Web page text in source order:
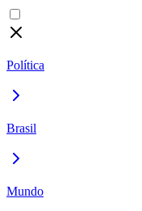
Política
Brasil
Mundo